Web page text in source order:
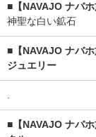
■【NAVAJO ナバ
神聖な白い鉱石
■【NAVAJO ナバ
ジュエリー
■【NAVAJO ナバ